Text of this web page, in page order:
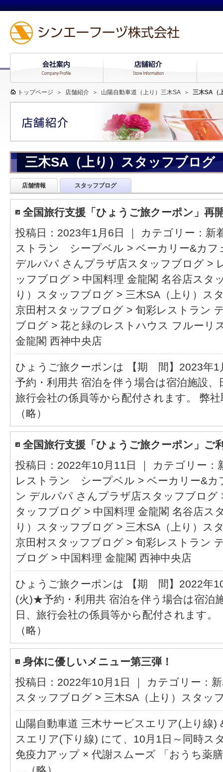
トップページ ＞ 店舗紹介 ＞ 山陽自動車道（上り）三木SA ＞ 三木SA（
三木SA（上り）スタッフブログ
店舗情報 スタッフブログ
全国旅行支援「ひょうご旅クーポン」再
投稿日：2023年1月6日 ｜ カテゴリー： 新
ストラン シープベル > ベーカリー&カフ
デルパパ さんプラザ店スタッフブログ >
ッフブログ > 中国料理 金龍閣 名谷店スタ
り）スタッフブログ > 三木SA（上り）ス
京田村スタッフブログ > 旬彩レストラン
ブログ > 花と緑のレストハウス フルーリ
金龍閣 西神中央店
ひょうご旅クーポンは 【期 間】2023年
予約・利用共 宿泊を伴う場合は宿泊施設
旅行会社の係員等から配付されます。 弊
（略）
全国旅行支援「ひょうご旅クーポン」ご
投稿日：2022年10月11日 ｜ カテゴリー：
レストラン シープベル > ベーカリー&カ
ン デルパパ さんプラザ店スタッフブログ
タッフブログ > 中国料理 金龍閣 名谷店ス
り）スタッフブログ > 三木SA（上り）ス
京田村スタッフブログ > 旬彩レストラン
ブログ > 中国料理 金龍閣 西神中央店
ひょうご旅クーポンは 【期 間】2022年
(火)★予約・利用共 宿泊を伴う場合は宿泊
日、旅行会社の係員等から配付されます
（略）
身体に優しいメニュー第三弾！
投稿日：2022年10月1日 ｜ カテゴリー：
スタッフブログ > 三木SA（上り）スタッ
山陽自動車道 三木サービスエリア(上り線)
スエリア(下り線) にて、10月1日～同時ス
免疫力アップ × 代謝スムーズ 「おうち薬